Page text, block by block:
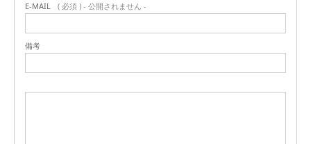
E-MAIL ( 必須 ) - 公開されません -
備考